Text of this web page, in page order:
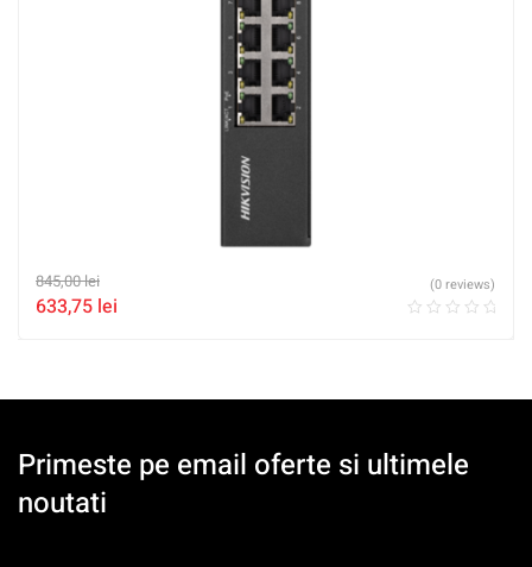
845,00lei
633,75 lei
(0 reviews)
Primeste pe email oferte si ultimele
noutati